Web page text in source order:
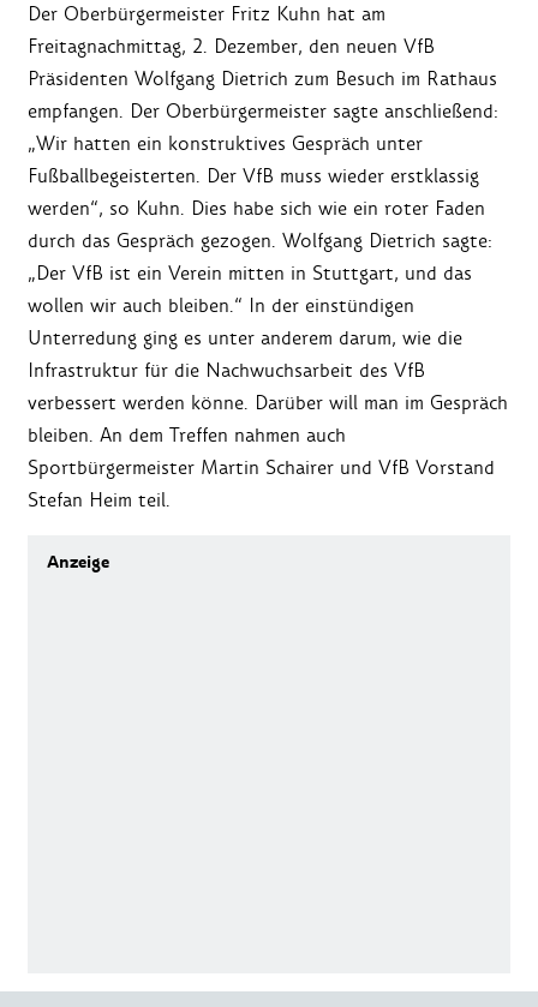
Der Oberbürgermeister Fritz Kuhn hat am
Freitagnachmittag, 2. Dezember, den neuen VfB
Präsidenten Wolfgang Dietrich zum Besuch im Rathaus
empfangen. Der Oberbürgermeister sagte anschließend:
„Wir hatten ein konstruktives Gespräch unter
Fußballbegeisterten. Der VfB muss wieder erstklassig
werden“, so Kuhn. Dies habe sich wie ein roter Faden
durch das Gespräch gezogen. Wolfgang Dietrich sagte:
„Der VfB ist ein Verein mitten in Stuttgart, und das
wollen wir auch bleiben.“ In der einstündigen
Unterredung ging es unter anderem darum, wie die
Infrastruktur für die Nachwuchsarbeit des VfB
verbessert werden könne. Darüber will man im Gespräch
bleiben. An dem Treffen nahmen auch
Sportbürgermeister Martin Schairer und VfB Vorstand
Stefan Heim teil.